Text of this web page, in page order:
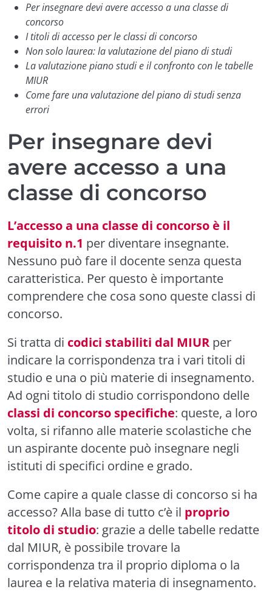
Per insegnare devi avere accesso a una classe di
concorso
I titoli di accesso per le classi di concorso
Non solo laurea: la valutazione del piano di studi
La valutazione piano studi e il confronto con le tabelle
MIUR
Come fare una valutazione del piano di studi senza
errori
Per insegnare devi
avere accesso a una
classe di concorso
L’accesso a una classe di concorso è il
requisito n.1 per diventare insegnante.
Nessuno può fare il docente senza questa
caratteristica. Per questo è importante
comprendere che cosa sono queste classi di
concorso.
Si tratta di codici stabiliti dal MIUR per
indicare la corrispondenza tra i vari titoli di
studio e una o più materie di insegnamento.
Ad ogni titolo di studio corrispondono delle
classi di concorso specifiche: queste, a loro
volta, si rifanno alle materie scolastiche che
un aspirante docente può insegnare negli
istituti di specifici ordine e grado.
Come capire a quale classe di concorso si ha
accesso? Alla base di tutto c’è il proprio
titolo di studio: grazie a delle tabelle redatte
dal MIUR, è possibile trovare la
corrispondenza tra il proprio diploma o la
laurea e la relativa materia di insegnamento.